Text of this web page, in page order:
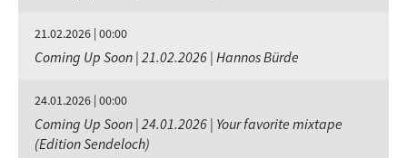
21.02.2026 | 00:00
Coming Up Soon | 21.02.2026 | Hannos Bürde
24.01.2026 | 00:00
Coming Up Soon | 24.01.2026 | Your favorite mixtape
(Edition Sendeloch)